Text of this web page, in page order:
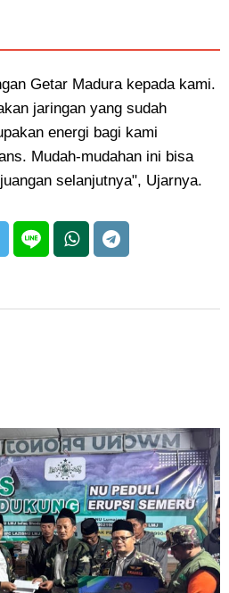
Getar Madura kepada kami.
jaringan yang sudah
energi bagi kami
Mudah-mudahan ini bisa
selanjutnya", Ujarnya.